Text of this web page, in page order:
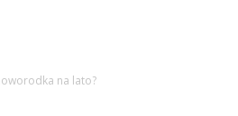
na lato?